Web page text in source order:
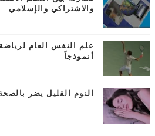
والاشتراكي والإسلامي
علم النفس العام
أنموذجاً
النوم القليل يضر